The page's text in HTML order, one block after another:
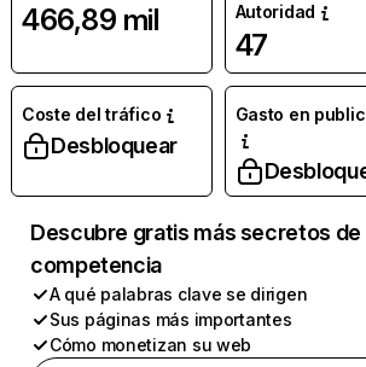
466,89 mil
Autoridad
47
Coste del tráfico
Desbloquear
Gasto en
Descubre gratis más secretos de
competencia
A qué palabras clave se dirigen
Sus páginas más importantes
Cómo monetizan su web